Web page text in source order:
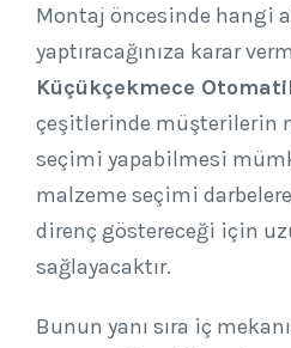
Montaj öncesinde hangi
yaptıracağınıza karar
Küçükçekmece
çeşitlerinde müşterilerin
seçimi yapabilmesi
malzeme seçimi
direnç göstereceği için
sağlayacaktır.
Bunun yanı sıra iç